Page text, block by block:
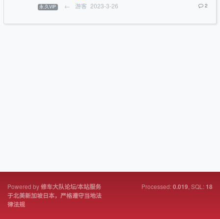
永.久VIP ← 游客 2023-3-26 2
Powered by修车大队论坛/本站服务
于北美新加坡日本，严格遵守当地法
律法规
Processed:0.019, SQL: 18